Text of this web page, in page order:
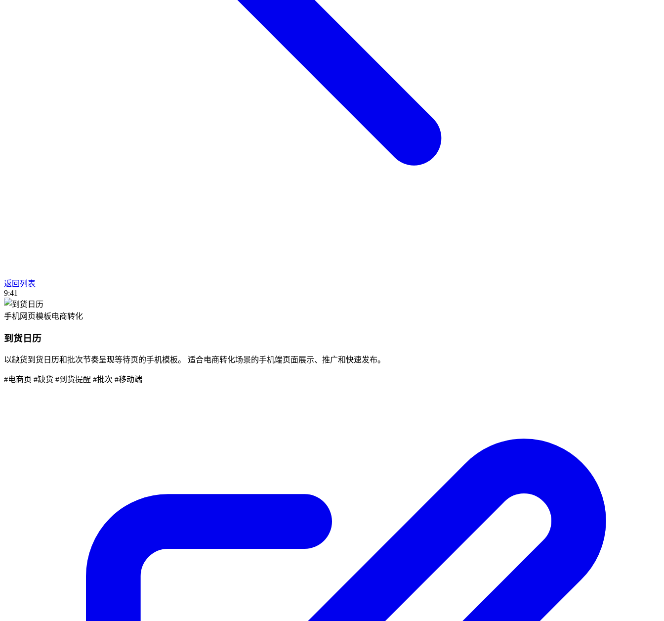
返回列表
9:41
手机网页模板电商转化
到货日历
以缺货到货日历和批次节奏呈现等待页的手机模板。 适合电商转化场景的手机端页面展示、推广和快速发布。
#电商页 #缺货 #到货提醒 #批次 #移动端